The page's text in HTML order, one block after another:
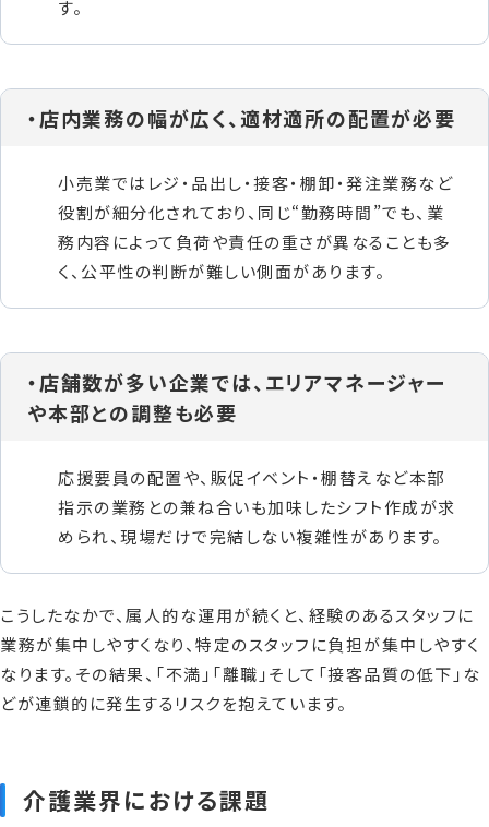
す。
・店内業務の幅が広く、適材適所の配置が必要
小売業ではレジ・品出し・接客・棚卸・発注業務など
役割が細分化されており、同じ“勤務時間”でも、業
務内容によって負荷や責任の重さが異なることも多
く、公平性の判断が難しい側面があります。
・店舗数が多い企業では、エリアマネージャー
や本部との調整も必要
応援要員の配置や、販促イベント・棚替えなど本部
指示の業務との兼ね合いも加味したシフト作成が求
められ、現場だけで完結しない複雑性があります。
こうしたなかで、属人的な運用が続くと、経験のあるスタッフに
業務が集中しやすくなり、特定のスタッフに負担が集中しやすく
なります。その結果、「不満」「離職」そして「接客品質の低下」な
どが連鎖的に発生するリスクを抱えています。
介護業界における課題